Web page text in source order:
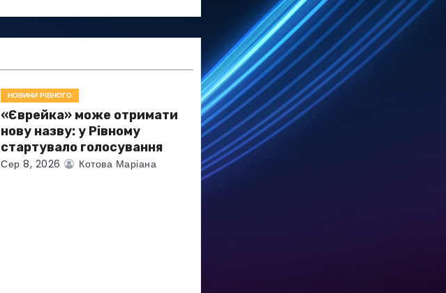
НОВИНИ РІВНОГО
«Єврейка» може отримати
нову назву: у Рівному
стартувало голосування
Сер 8, 2026 Котова Маріана